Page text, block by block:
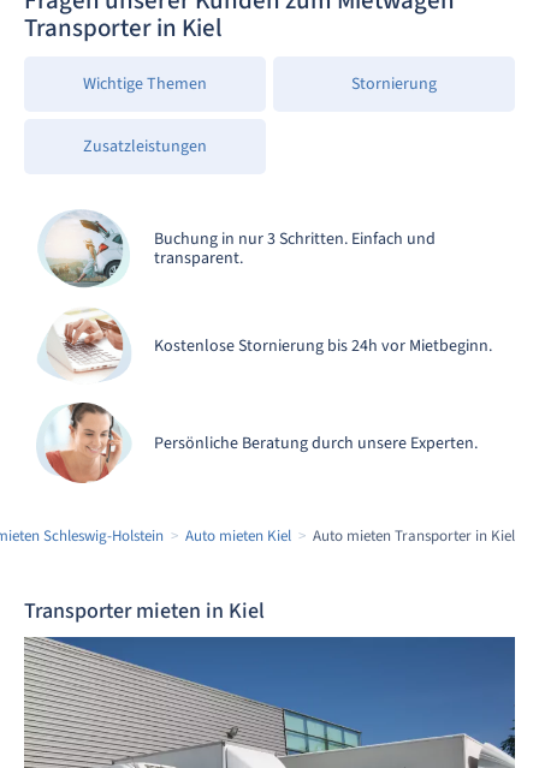
Transporter in Kiel
Wichtige Themen Stornierung
Zusatzleistungen
Buchung in nur 3 Schritten. Einfach und
transparent.
Kostenlose Stornierung bis 24h vor Mietbeginn.
Persönliche Beratung durch unsere Experten.
Schleswig-Holstein Auto mieten Kiel Auto mieten Transporter in Kiel
Transporter mieten in Kiel